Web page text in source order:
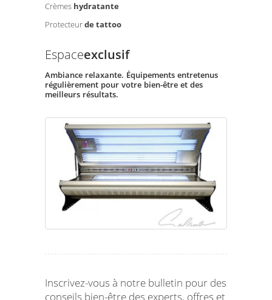
Crèmes hydratante
Protecteurde tattoo
Espaceexclusif
Ambiance relaxante. Équipements entretenus
régulièrement pour votre bien-être et des
meilleurs résultats.
Inscrivez-vous à notre bulletin pour des
conseils bien-être des experts, offres et